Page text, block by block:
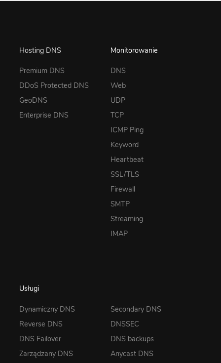
Hosting DNS
Premium DNS
DDoS Protected DNS
GeoDNS
Enterprise DNS
Monitorowanie
DNS
Web
UDP
TCP
ICMP Ping
Keyword
Heartbeat
SSL/TLS
Firewall
SMTP
Streaming
IMAP
Usługi
Dynamiczny DNS
Reverse DNS
DNS Failover
Zarządzany DNS
Secondary DNS
DNSSEC
DNS backups
Anycast DNS